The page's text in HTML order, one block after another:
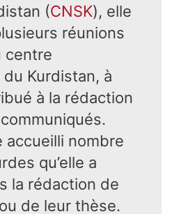
(CNSK), elle
réunions
centre
Kurdistan, à
à la rédaction
accueilli nombre
qu’elle a
la rédaction de
de leur thèse.